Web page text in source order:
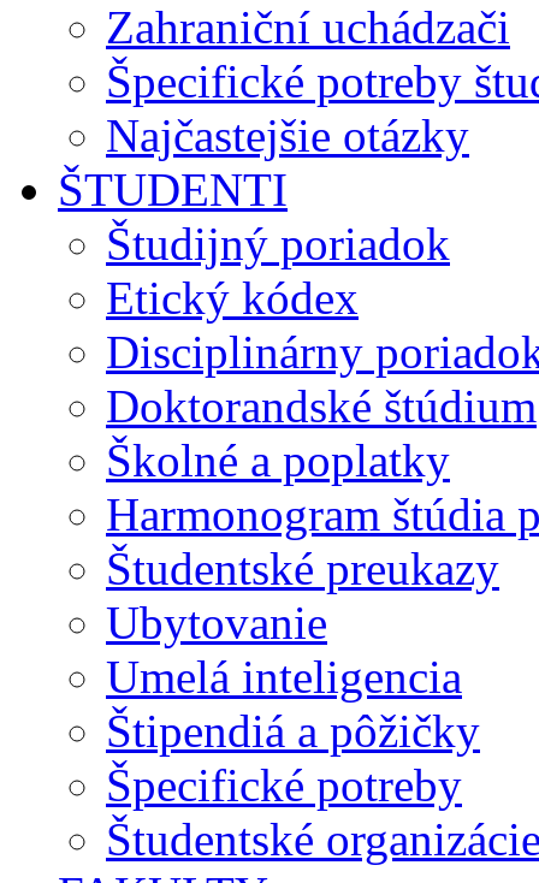
Zahraniční uchádzači
Špecifické potreby
Najčastejšie otázky
ŠTUDENTI
Študijný poriadok
Etický kódex
Disciplinárny
Doktorandské štúdium
Školné a poplatky
Harmonogram štúdia
Študentské preukazy
Ubytovanie
Umelá inteligencia
Štipendiá a pôžičky
Špecifické potreby
Študentské